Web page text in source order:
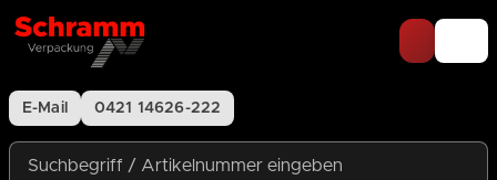
E-Mail 0421 14626-222
Suchbegriff / Artikelnummer eingeben